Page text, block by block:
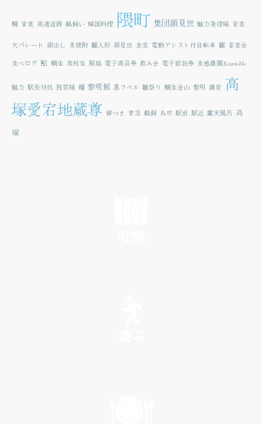
鯛 音楽 高速道路 鵜飼い 韓国料理 隈町 集団顔見世 魅力発信隊 音楽
大パレード 顔出し 麦焼酎 雛人形 顔見世 食堂 電動アシスト付自転車 雛 音楽会
食べログ 鮎 鯛生 高校生 順延 電子商品券 飲み会 電子宿泊券 食感農園KazetoNe
魅力 駅長対抗 鼓笛隊 麺 黎明館 黒ラベル 雛祭り 鯛生金山 黎明 雑貨 高
塚愛宕地蔵尊 餅つき 青空 鵜飼 鳥市 駅前 駅近 露天風呂 高
塚